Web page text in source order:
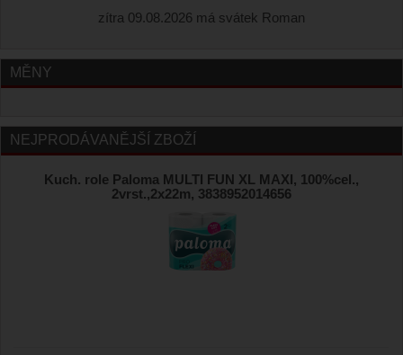
zítra 09.08.2026 má svátek Roman
MĚNY
NEJPRODÁVANĚJŠÍ ZBOŽÍ
Kuch. role Paloma MULTI FUN XL MAXI, 100%cel.,
2vrst.,2x22m, 3838952014656